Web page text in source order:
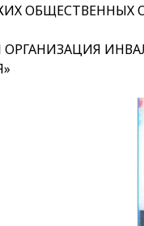
ОБЩЕСТВЕННЫХ
ОРГАНИЗАЦИЯ